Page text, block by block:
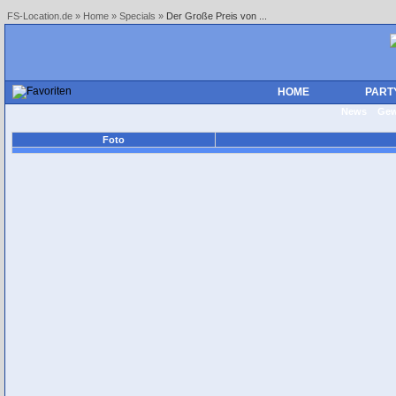
FS-Location.de » Home » Specials » Der Große Preis von ...
HOME
News
Foto